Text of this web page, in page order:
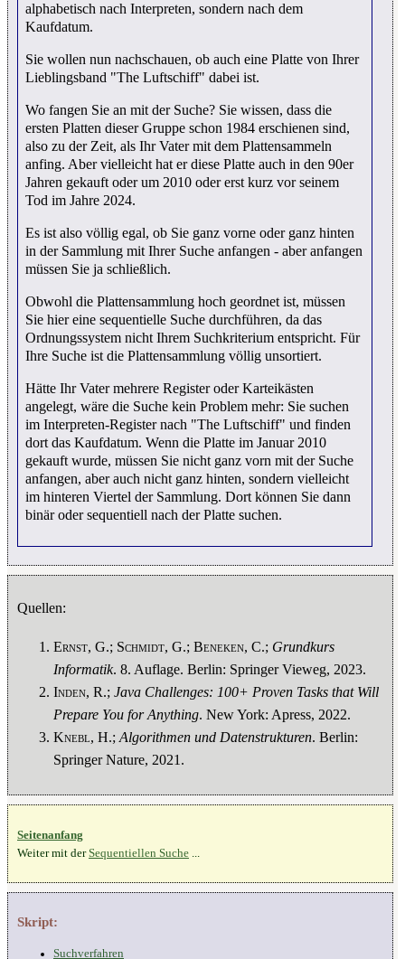
alphabetisch nach Interpreten, sondern nach dem
Kaufdatum.
Sie wollen nun nachschauen, ob auch eine Platte von Ihrer
Lieblingsband "The Luftschiff" dabei ist.
Wo fangen Sie an mit der Suche? Sie wissen, dass die
ersten Platten dieser Gruppe schon 1984 erschienen sind,
also zu der Zeit, als Ihr Vater mit dem Plattensammeln
anfing. Aber vielleicht hat er diese Platte auch in den 90er
Jahren gekauft oder um 2010 oder erst kurz vor seinem
Tod im Jahre 2024.
Es ist also völlig egal, ob Sie ganz vorne oder ganz hinten
in der Sammlung mit Ihrer Suche anfangen - aber anfangen
müssen Sie ja schließlich.
Obwohl die Plattensammlung hoch geordnet ist, müssen
Sie hier eine sequentielle Suche durchführen, da das
Ordnungssystem nicht Ihrem Suchkriterium entspricht. Für
Ihre Suche ist die Plattensammlung völlig unsortiert.
Hätte Ihr Vater mehrere Register oder Karteikästen
angelegt, wäre die Suche kein Problem mehr: Sie suchen
im Interpreten-Register nach "The Luftschiff" und finden
dort das Kaufdatum. Wenn die Platte im Januar 2010
gekauft wurde, müssen Sie nicht ganz vorn mit der Suche
anfangen, aber auch nicht ganz hinten, sondern vielleicht
im hinteren Viertel der Sammlung. Dort können Sie dann
binär oder sequentiell nach der Platte suchen.
Quellen:
Ernst, G.; Schmidt, G.; Beneken, C.; Grundkurs
Informatik. 8. Auflage. Berlin: Springer Vieweg, 2023.
Inden, R.; Java Challenges: 100+ Proven Tasks that Will
Prepare You for Anything. New York: Apress, 2022.
Knebl, H.; Algorithmen und Datenstrukturen. Berlin:
Springer Nature, 2021.
Seitenanfang
Weiter mit derSequentiellen Suche
Skript:
Suchverfahren